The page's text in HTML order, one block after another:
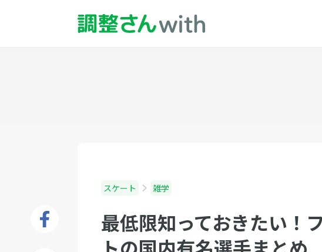
スケート 雑学
最低限知っておきたい！